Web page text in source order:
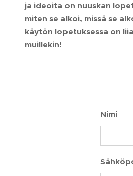
ja ideoita on nuuskan
miten se alkoi, missä se
käytön lopetuksessa on
muillekin!
Nimi